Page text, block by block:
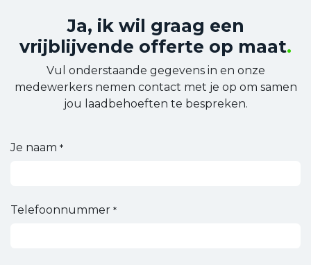
Ja, ik wil graag een
vrijblijvende offerte op maat.
Vul onderstaande gegevens in en onze
medewerkers nemen contact met je op om samen
jou laadbehoeften te bespreken.
Je naam *
Telefoonnummer *